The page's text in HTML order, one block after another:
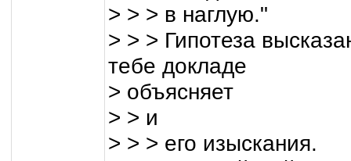
> > > в наглую."
> > > Гипотеза
тебе докладе
> объясняет
> > и
> > > его изыскания.